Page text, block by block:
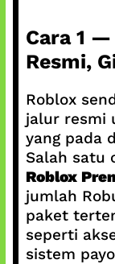
Cara 1
Resmi,
Roblox
jalur resmi
yang pada
Salah satu
Roblox
jumlah
paket
seperti
sistem